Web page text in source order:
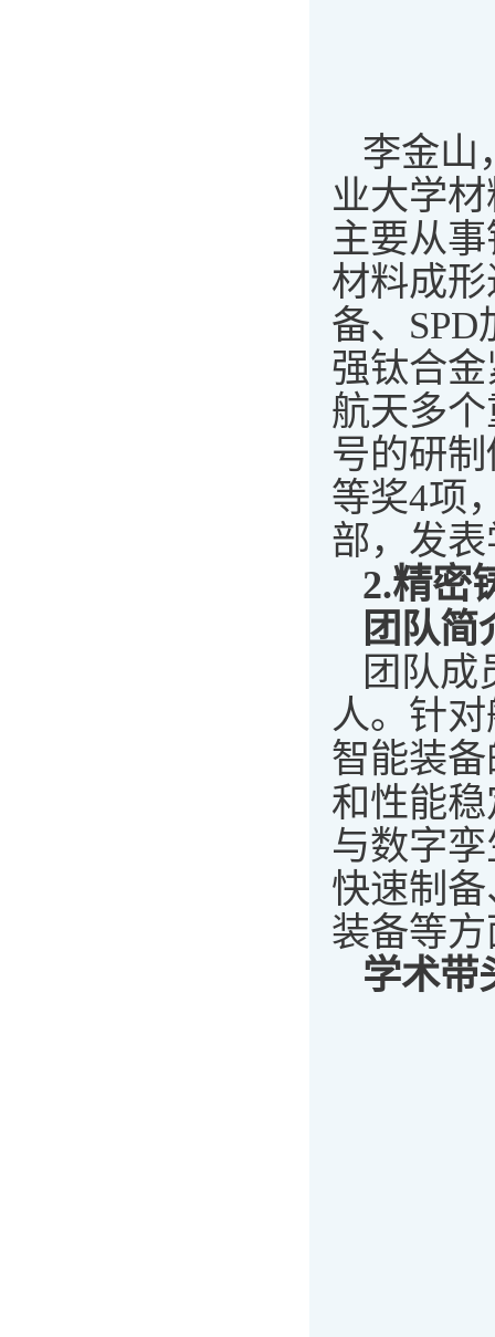
李金山
业大学
主要从
材料成
备、
强钛合
航天多
号的研
等奖4项
部，发
2.精密
团队简
团队成
人。针
智能装
和性能
与数字
快速制
装备等
学术带